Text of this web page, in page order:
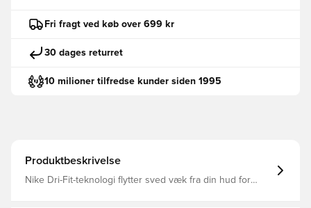
Fri fragt ved køb over 699 kr
30 dages returret
10 milioner tilfredse kunder siden 1995
Produktbeskrivelse
Nike Dri-Fit-teknologi flytter sved væk fra din hud for